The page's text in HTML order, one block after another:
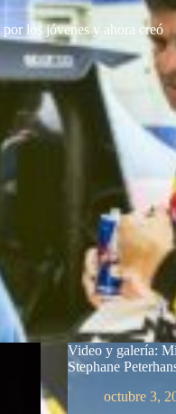
los jóvenes y ahora creó
Video y galería:
Stephane
octubre 3,